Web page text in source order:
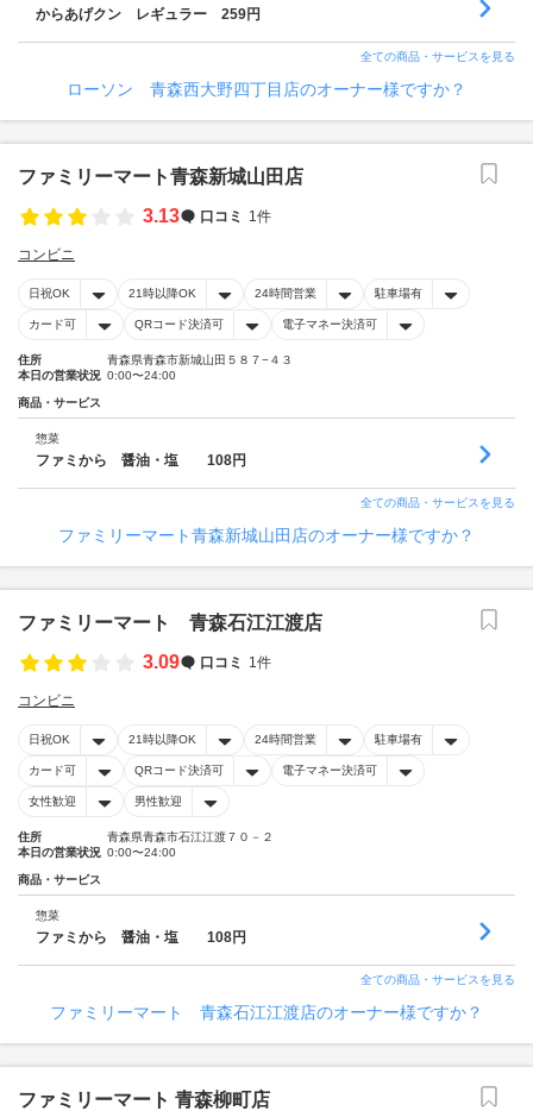
からあげクン レギュラー 259円
全ての商品・サービスを見る
ローソン 青森西大野四丁目店のオーナー様ですか？
ファミリーマート青森新城山田店
3.13
口コミ 1件
コンビニ
日祝OK 21時以降OK 24時間営業 駐車場有
カード可 QRコード決済可 電子マネー決済可
住所
青森県青森市新城山田５８７−４３
本日の営業状況 0:00〜24:00
商品・サービス
惣菜
ファミから 醤油・塩 108円
全ての商品・サービスを見る
ファミリーマート青森新城山田店のオーナー様ですか？
ファミリーマート 青森石江江渡店
3.09
口コミ 1件
コンビニ
日祝OK 21時以降OK 24時間営業 駐車場有
カード可 QRコード決済可 電子マネー決済可
女性歓迎 男性歓迎
住所
青森県青森市石江江渡７０－２
本日の営業状況 0:00〜24:00
商品・サービス
惣菜
ファミから 醤油・塩 108円
全ての商品・サービスを見る
ファミリーマート 青森石江江渡店のオーナー様ですか？
ファミリーマート 青森柳町店